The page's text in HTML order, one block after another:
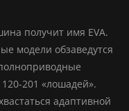
получит имя EVA.
модели обзаведутся
201 «лошадей».
адаптивной